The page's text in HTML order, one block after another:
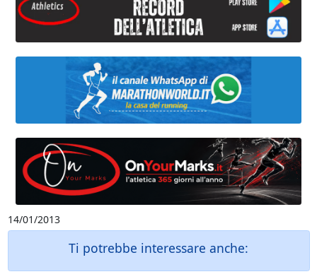
14/01/2013
Ti potrebbe interessare anche: